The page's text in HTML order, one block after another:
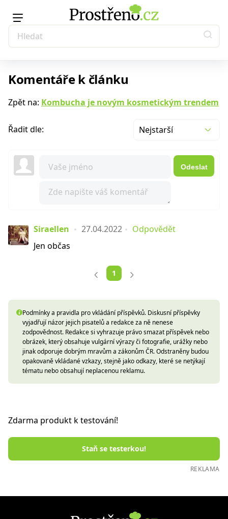
Komentáře k článku
Zpět na: Kombucha je novým kosmetickým trendem
Řadit dle: Nejstarší
Odeslat
Siraellen 27.04.2022
Odpovědět
Jen občas
1
Podmínky a pravidla pro vkládání příspěvků. Diskusní příspěvky
vyjadřují názor jejich pisatelů a redakce za ně nenese
zodpovědnost. Redakce si vyhrazuje právo smazat příspěvek nebo
obrázek, který obsahuje vulgární výrazy či fotografie, urážky nebo
jinak odporuje dobrým mravům a zákonům ČR. Odstraněny budou
opakovaně vkládané vzkazy, stejně jako odkazy, které se netýkají
tématu nebo obsahují neplacenou reklamu.
Zdarma produkt k testování!
Staň se testerkou!
REKLAMA